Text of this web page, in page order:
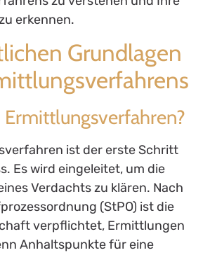
erkennen.
Grundlagen
Ermittlungsverfahren?
ist der erste Schritt
Es wird eingeleitet, um die
Verdachts zu klären. Nach
(StPO) ist die
verpflichtet, Ermittlungen
Anhaltspunkte für eine